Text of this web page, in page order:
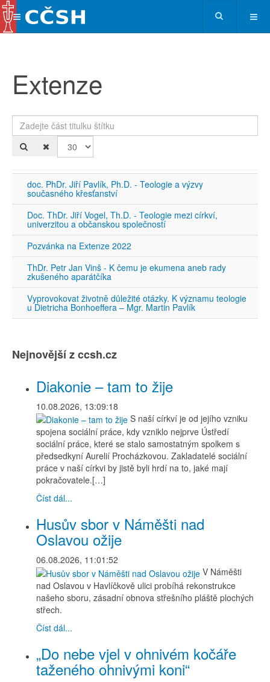
Extenze
Zadejte část titulku štítku
doc. PhDr. Jiří Pavlík, Ph.D. - Teologie a výzvy
současného křesťanství
Doc. ThDr. Jiří Vogel, Th.D. - Teologie mezi církví,
univerzitou a občanskou společností
Pozvánka na Extenze 2022
ThDr. Petr Jan Vinš - K čemu je ekumena aneb rady
zkušeného aparátčíka
Vyprovokovat životně důležité otázky. K významu teologie
u Dietricha Bonhoeffera – Mgr. Martin Pavlík
Nejnovější z ccsh.cz
Diakonie – tam to žije
10.08.2026, 13:09:18
S naší církví je od jejího vzniku
spojena sociální práce, kdy vzniklo nejprve Ústředí
sociální práce, které se stalo samostatným spolkem s
předsedkyní Aurelií Procházkovou. Zakladatelé sociální
práce v naší církvi by jistě byli hrdí na to, jaké mají
pokračovatele.[…]
Číst dál...
Husův sbor v Náměšti nad
Oslavou ožije
06.08.2026, 11:01:52
V Náměšti
nad Oslavou v Havlíčkově ulici probíhá rekonstrukce
našeho sboru, zásadní obnova střešního pláště plochých
střech.
Číst dál...
„Do nebe vjel v ohnivém kočáře
taženého ohnivými koni“